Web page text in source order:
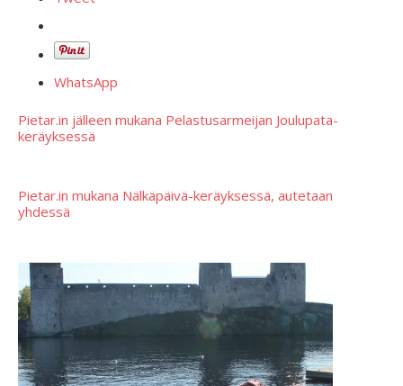
WhatsApp
Pietar.in jälleen mukana Pelastusarmeijan Joulupata-
keräyksessä
Pietar.in mukana Nälkäpäivä-keräyksessä, autetaan
yhdessä